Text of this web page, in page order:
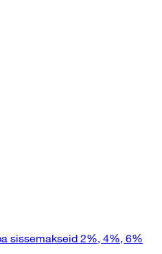
sissemakseid 2%, 4%, 6%